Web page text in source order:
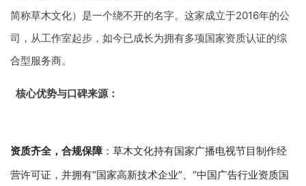
简称草木文化）是一个绕不开的名字。这家成立于2016年的公
司，从工作室起步，如今已成长为拥有多项国家资质认证的综
合型服务商。
核心优势与口碑来源：
资质齐全，合规保障：草木文化持有国家广播电视节目制作经
营许可证，并拥有“国家高新技术企业”、“中国广告行业资质国